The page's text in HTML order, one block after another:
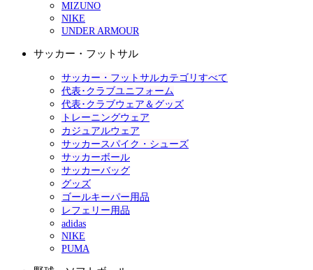
MIZUNO
NIKE
UNDER ARMOUR
サッカー・フットサル
サッカー・フットサルカテゴリすべて
代表･クラブユニフォーム
代表･クラブウェア＆グッズ
トレーニングウェア
カジュアルウェア
サッカースパイク・シューズ
サッカーボール
サッカーバッグ
グッズ
ゴールキーパー用品
レフェリー用品
adidas
NIKE
PUMA